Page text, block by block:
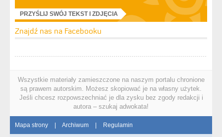
PRZYŚLIJ SWÓJ TEKST I ZDJĘCIA
Znajdź nas na Facebooku
Wszystkie materiały zamieszczone na naszym portalu chronione
są prawem autorskim. Możesz skopiować je na własny użytek.
Jeśli chcesz rozpowszechniać je dla zysku bez zgody redakcji i
autora – szukaj adwokata!
Mapa strony | Archiwum | Regulamin